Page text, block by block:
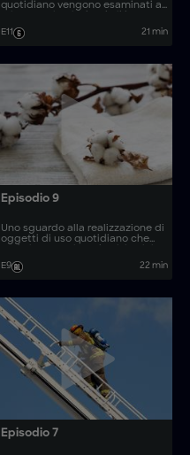
quotidiano vengono esaminati al
processo di produzione. Come
vengono realizzati oggetti come
E11 21 min
Episodio 9
Uno sguardo alla realizzazione di
oggetti di uso quotidiano che
utilizzati per la loro fabbricazione.
E9 22 min
Episodio 7